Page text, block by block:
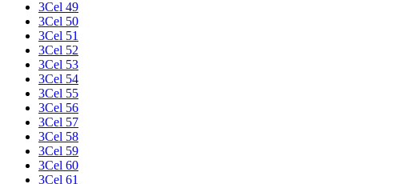
3Cel 49
3Cel 50
3Cel 51
3Cel 52
3Cel 53
3Cel 54
3Cel 55
3Cel 56
3Cel 57
3Cel 58
3Cel 59
3Cel 60
3Cel 61